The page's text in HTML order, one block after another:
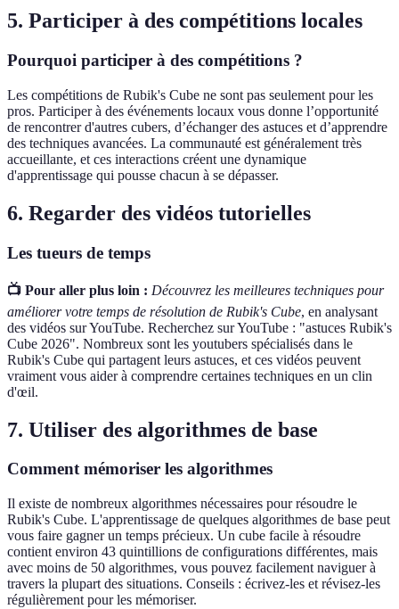
5. Participer à des compétitions locales
Pourquoi participer à des compétitions ?
Les compétitions de Rubik's Cube ne sont pas seulement pour les
pros. Participer à des événements locaux vous donne l’opportunité
de rencontrer d'autres cubers, d’échanger des astuces et d’apprendre
des techniques avancées. La communauté est généralement très
accueillante, et ces interactions créent une dynamique
d'apprentissage qui pousse chacun à se dépasser.
6. Regarder des vidéos tutorielles
Les tueurs de temps
📺 Pour aller plus loin : Découvrez les meilleures techniques pour
améliorer votre temps de résolution de Rubik's Cube, en analysant
des vidéos sur YouTube. Recherchez sur YouTube : "astuces Rubik's
Cube 2026". Nombreux sont les youtubers spécialisés dans le
Rubik's Cube qui partagent leurs astuces, et ces vidéos peuvent
vraiment vous aider à comprendre certaines techniques en un clin
d'œil.
7. Utiliser des algorithmes de base
Comment mémoriser les algorithmes
Il existe de nombreux algorithmes nécessaires pour résoudre le
Rubik's Cube. L'apprentissage de quelques algorithmes de base peut
vous faire gagner un temps précieux. Un cube facile à résoudre
contient environ 43 quintillions de configurations différentes, mais
avec moins de 50 algorithmes, vous pouvez facilement naviguer à
travers la plupart des situations. Conseils : écrivez-les et révisez-les
régulièrement pour les mémoriser.